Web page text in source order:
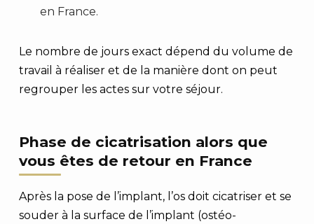
en France.
Le nombre de jours exact dépend du volume de
travail à réaliser et de la manière dont on peut
regrouper les actes sur votre séjour.
Phase de cicatrisation alors que
vous êtes de retour en France
Après la pose de l’implant, l’os doit cicatriser et se
souder à la surface de l’implant (ostéo-